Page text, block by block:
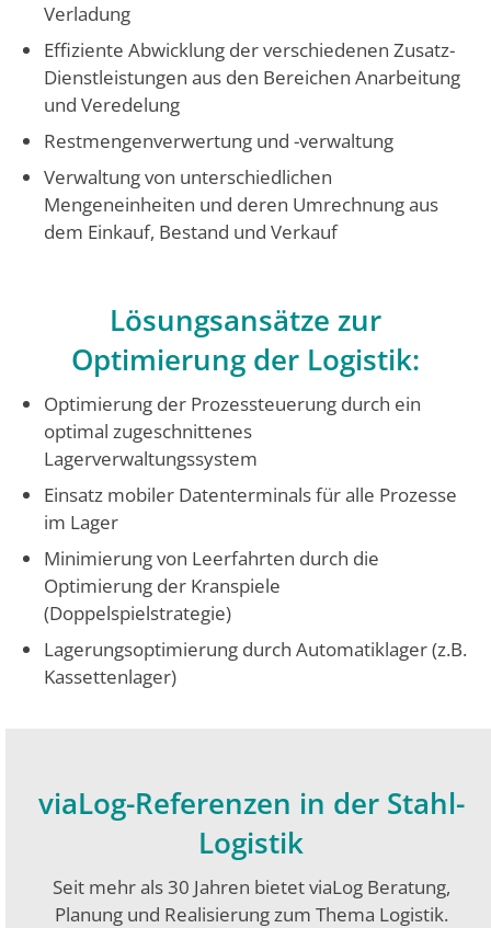
Verladung
Effiziente Abwicklung der verschiedenen Zusatz-
Dienstleistungen aus den Bereichen Anarbeitung
und Veredelung
Restmengenverwertung und -verwaltung
Verwaltung von unterschiedlichen
Mengeneinheiten und deren Umrechnung aus
dem Einkauf, Bestand und Verkauf
Lösungsansätze zur
Optimierung der Logistik:
Optimierung der Prozessteuerung durch ein
optimal zugeschnittenes
Lagerverwaltungssystem
Einsatz mobiler Datenterminals für alle Prozesse
im Lager
Minimierung von Leerfahrten durch die
Optimierung der Kranspiele
(Doppelspielstrategie)
Lagerungsoptimierung durch Automatiklager (z.B.
Kassettenlager)
viaLog-Referenzen in der Stahl-
Logistik
Seit mehr als 30 Jahren bietet viaLog Beratung,
Planung und Realisierung zum Thema Logistik.